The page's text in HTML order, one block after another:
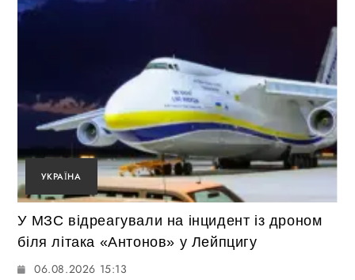
УКРАЇНА
У МЗС відреагували на інцидент із дроном
біля літака «Антонов» у Лейпцигу
06.08.2026 15:13